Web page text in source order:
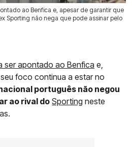
ao Benfica e, apesar de garantir que
Sporting não nega que pode assinar pelo
ser apontado ao Benfica e,
foco continua a estar no
português não negou
ao rival do Sporting neste